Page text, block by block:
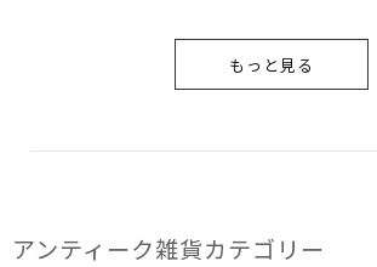
もっと見る
アンティーク雑貨カテゴリー